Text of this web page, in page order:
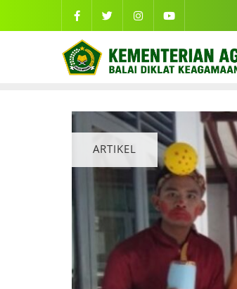
ARTIKEL